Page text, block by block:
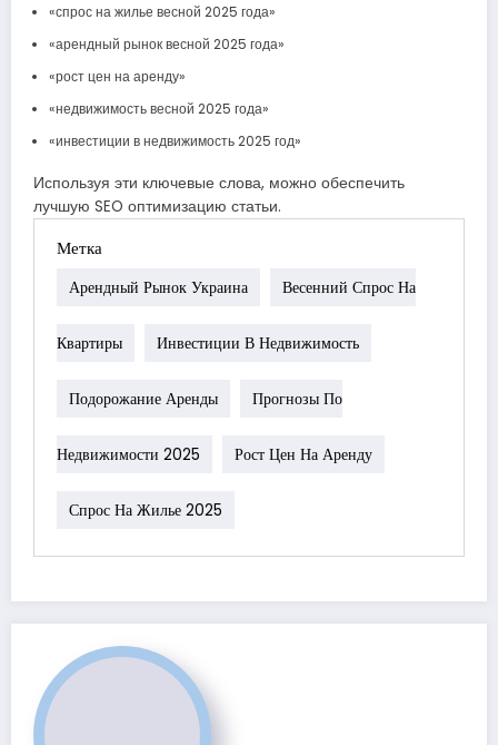
«спрос на жилье весной 2025 года»
«арендный рынок весной 2025 года»
«рост цен на аренду»
«недвижимость весной 2025 года»
«инвестиции в недвижимость 2025 год»
Используя эти ключевые слова, можно обеспечить
лучшую SEO оптимизацию статьи.
Метка
Арендный Рынок Украина Весенний Спрос На
Квартиры Инвестиции В Недвижимость
Подорожание Аренды Прогнозы По
Недвижимости 2025 Рост Цен На Аренду
Спрос На Жилье 2025